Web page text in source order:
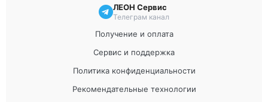
ЛЕОН Сервис
Телеграм канал
Получение и оплата
Сервис и поддержка
Политика конфиденциальности
Рекомендательные технологии